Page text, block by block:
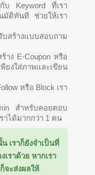
บ Keyword ที่เรา
มัติทันที ช่วยให้เรา
บสร้างแบบสอบถาม
าง E-Coupon หรือ
ใส่ภาพและเขียน
หรือ Block เรา
สำหรับคอยตอบ
าได้มากกว่า 1 คน
เราก็ยังจำเป็นที่
ราด้วย หากเรา
จะส่งผลให้